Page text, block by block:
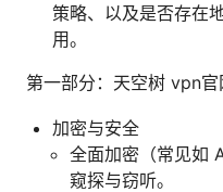
策略、以及是否存在
用。
第一部分：天空树 vpn
加密与安全
全面加密（常见如
窥探与窃听。